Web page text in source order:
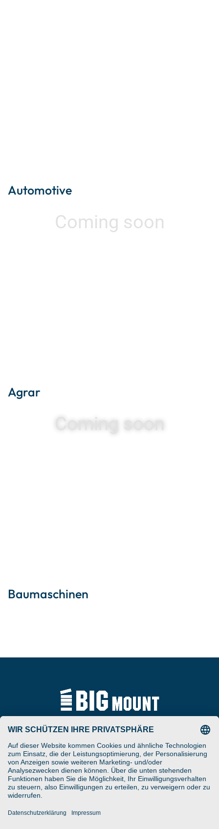
Automotive
Coming soon
Agrar
Coming soon
Baumaschinen
ARAT Spezialhalterungen
GmbH
Schierbusch 2a
D- 33161 Hövelhof
DESIGNED ENGINEERED
Tel
+49 (0) 5257-9380625
Fax
+49 (0) 5257-9380629